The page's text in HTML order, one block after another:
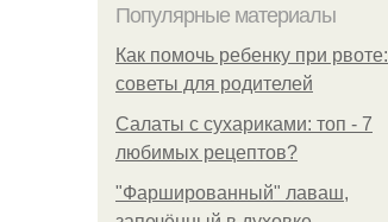
Популярные материалы
Как помочь ребенку при рвоте:
советы для родителей
Салаты с сухариками: топ - 7
любимых рецептов?
"Фаршированный" лаваш,